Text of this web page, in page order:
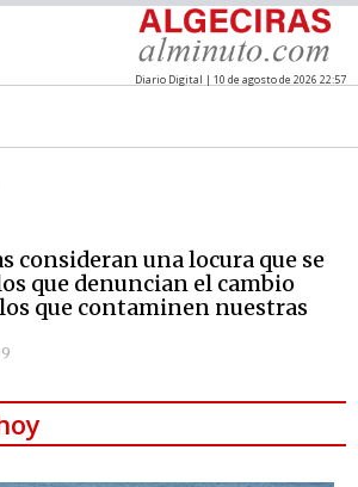
Diario Digital | 10 de agosto de 2026 22:57
consideran una locura que se
que denuncian el cambio
que contaminen nuestras